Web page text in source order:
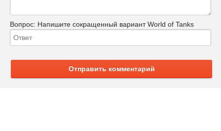
Вопрос: Напишите сокращенный вариант World of Tanks
Отправить комментарий